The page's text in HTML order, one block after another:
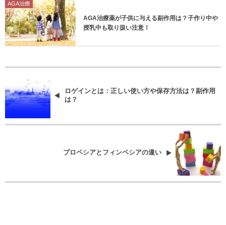
AGA治療
AGA治療薬が子供に与える副作用は？子作り中や
授乳中も取り扱い注意！
ロゲインとは：正しい使い方や保存方法は？副作用
は？
プロペシアとフィンペシアの違い